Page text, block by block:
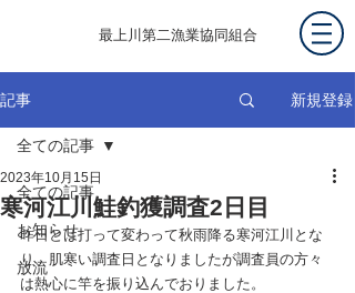
最上川第二漁業協同組合
記事 新規登録
全ての記事
お知らせ
放流
全ての記事
寒河江川鮭釣獲調査2日目
2023年10月15日
昨日とは打って変わって秋雨降る寒河江川とな
り、肌寒い調査日となりましたが調査員の方々
は熱心に竿を振り込んでおりました。